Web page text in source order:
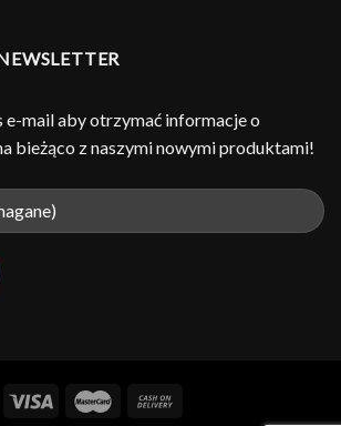
e-mail aby otrzymać informacje o
bieżąco z naszymi nowymi produktami!